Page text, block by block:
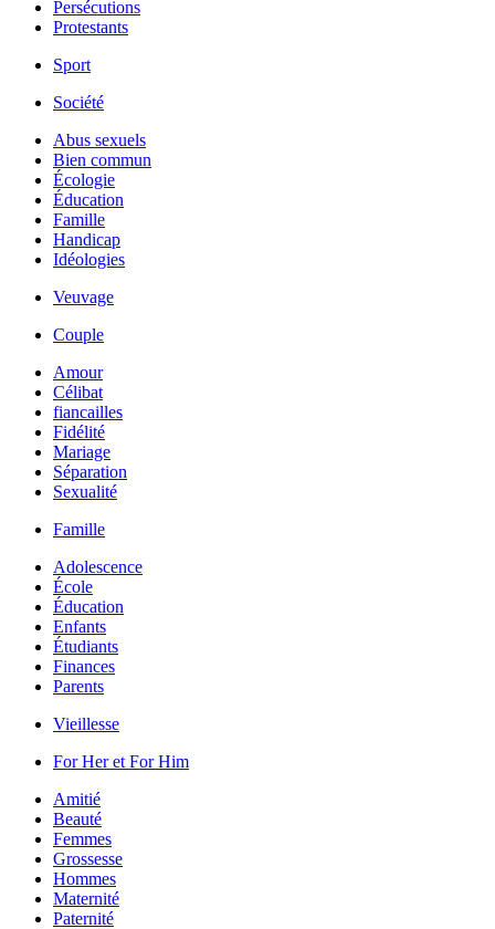
Persécutions
Protestants
Sport
Société
Abus sexuels
Bien commun
Écologie
Éducation
Famille
Handicap
Idéologies
Veuvage
Couple
Amour
Célibat
fiancailles
Fidélité
Mariage
Séparation
Sexualité
Famille
Adolescence
École
Éducation
Enfants
Étudiants
Finances
Parents
Vieillesse
For Her et For Him
Amitié
Beauté
Femmes
Grossesse
Hommes
Maternité
Paternité